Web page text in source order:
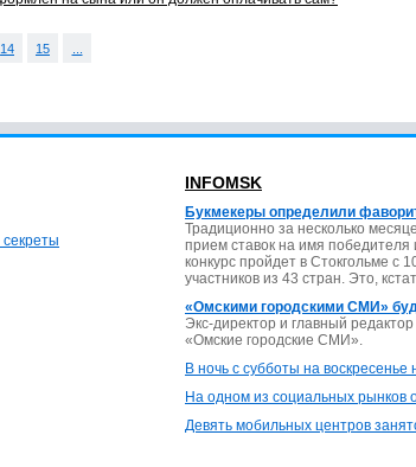
14 15
INFOMSK
Букмекеры определили
Традиционно за несколько
прием ставок на имя
конкурс пройдет в Стокгольме с
участников из 43 стран. Это,
«Омскими городскими СМИ»
Экс-директор и главный
«Омские городские СМИ».
В ночь с субботы на воскресенье
На одном из социальных рынков
Девять мобильных центров